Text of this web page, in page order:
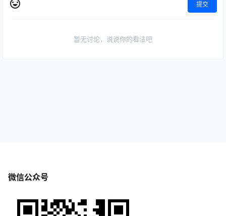
提交
暂无讨论，说说你的看法吧
微信公众号